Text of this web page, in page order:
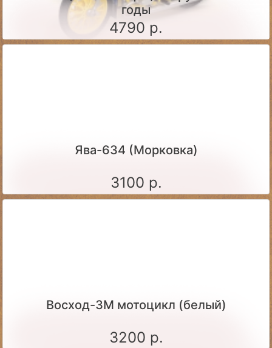
годы
4790 р.
Ява-634 (Морковка)
3100 р.
Восход-3М мотоцикл (белый)
3200 р.